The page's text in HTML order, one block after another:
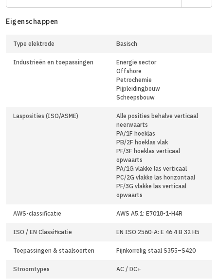
Eigenschappen
Type elektrode Basisch
Industrieën en toepassingen
Energie sector
Offshore
Petrochemie
Pijpleidingbouw
Scheepsbouw
Lasposities (ISO/ASME)
Alle posities behalve verticaal
neerwaarts
PA/1F hoeklas
PB/2F hoeklas vlak
PF/3F hoeklas verticaal
opwaarts
PA/1G vlakke las verticaal
PC/2G vlakke las horizontaal
PF/3G vlakke las verticaal
opwaarts
AWS-classificatie AWS A5.1: E7018-1-H4R
ISO / EN Classificatie EN ISO 2560-A: E 46 4 B 32 H5
Toepassingen & staalsoorten Fijnkorrelig staal S355–S420
Stroomtypes AC / DC+